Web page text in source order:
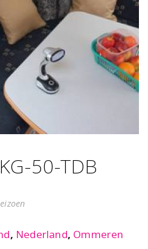
50-TDB
, Nederland, Ommeren